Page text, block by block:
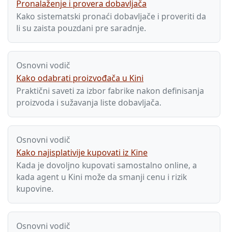
Pronalaženje i provera dobavljača
Kako sistematski pronaći dobavljače i proveriti da
li su zaista pouzdani pre saradnje.
Osnovni vodič
Kako odabrati proizvođača u Kini
Praktični saveti za izbor fabrike nakon definisanja
proizvoda i sužavanja liste dobavljača.
Osnovni vodič
Kako najisplativije kupovati iz Kine
Kada je dovoljno kupovati samostalno online, a
kada agent u Kini može da smanji cenu i rizik
kupovine.
Osnovni vodič